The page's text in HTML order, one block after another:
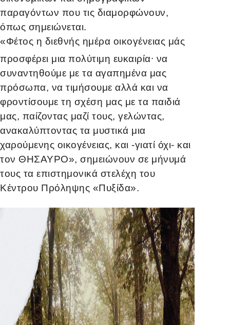
παραγόντων που τις διαμορφώνουν,
όπως σημειώνεται.
«Φέτος η διεθνής ημέρα οικογένειας μάς
προσφέρει μια πολύτιμη ευκαιρία. να
συναντηθούμε με τα αγαπημένα μας
πρόσωπα, να τιμήσουμε αλλά και να
φροντίσουμε τη σχέση μας με τα παιδιά
μας, παίζοντας μαζί τους, γελώντας,
ανακαλύπτοντας τα μυστικά μια
χαρούμενης οικογένειας, και -γιατί όχι- και
τον ΘΗΣΑΥΡΟ», σημειώνουν σε μήνυμά
τους τα επιστημονικά στελέχη του
Κέντρου Πρόληψης «Πυξίδα».